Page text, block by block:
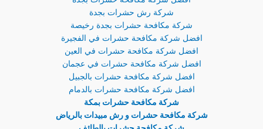
شركة رش حشرات بجدة
شركة مكافحة حشرات بجدة رخيصة
افضل شركة مكافحة حشرات في الفجيرة
افضل شركة مكافحة حشرات في العين
افضل شركة مكافحة حشرات في عجمان
افضل شركة مكافحة حشرات بالجبيل
افضل شركة مكافحة حشرات بالدمام
شركة مكافحة حشرات بمكة
شركة مكافحة حشرات و رش مبيدات بالرياض